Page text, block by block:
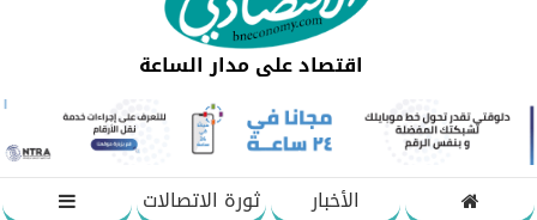
اقتصاد على مدار الساعة
الأخبار
ثورة الاتصالات